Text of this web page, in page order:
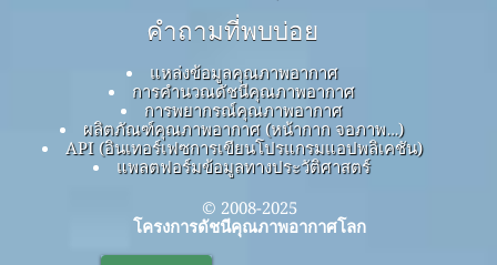
คำถามที่พบบ่อย
แหล่งข้อมูลคุณภาพอากาศ
การคำนวณดัชนีคุณภาพอากาศ
การพยากรณ์คุณภาพอากาศ
ผลิตภัณฑ์คุณภาพอากาศ (หน้ากาก จอภาพ…)
API (อินเทอร์เฟซการเขียนโปรแกรมแอปพลิเคชัน)
แพลตฟอร์มข้อมูลทางประวัติศาสตร์
© 2008-2025
โครงการดัชนีคุณภาพอากาศโลก